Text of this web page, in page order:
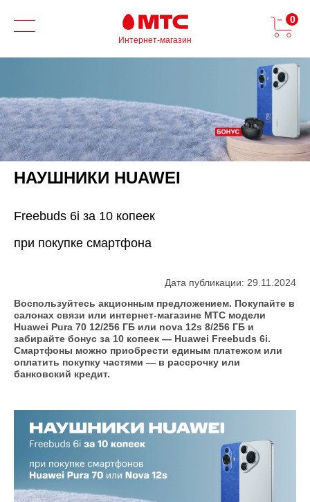
Интернет-магазин
0
НАУШНИКИ HUAWEI
Freebuds 6i за 10 копеек
при покупке смартфона
Дата публикации: 29.11.2024
Воспользуйтесь акционным предложением. Покупайте в
салонах связи или интернет-магазине МТС модели
Huawei Pura 70 12/256 ГБ или nova 12s 8/256 ГБ и
забирайте бонус за 10 копеек — Huawei Freebuds 6i.
Смартфоны можно приобрести единым платежом или
оплатить покупку частями — в рассрочку или
банковский кредит.